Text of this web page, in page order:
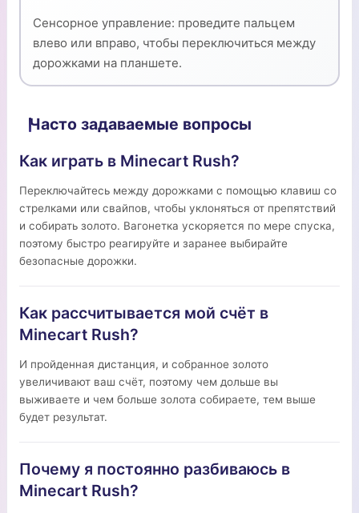
Сенсорное управление: проведите пальцем
влево или вправо, чтобы переключиться между
дорожками на планшете.
Часто задаваемые вопросы
Как играть в Minecart Rush?
Переключайтесь между дорожками с помощью клавиш со
стрелками или свайпов, чтобы уклоняться от препятствий
и собирать золото. Вагонетка ускоряется по мере спуска,
поэтому быстро реагируйте и заранее выбирайте
безопасные дорожки.
Как рассчитывается мой счёт в
Minecart Rush?
И пройденная дистанция, и собранное золото
увеличивают ваш счёт, поэтому чем дольше вы
выживаете и чем больше золота собираете, тем выше
будет результат.
Почему я постоянно разбиваюсь в
Minecart Rush?